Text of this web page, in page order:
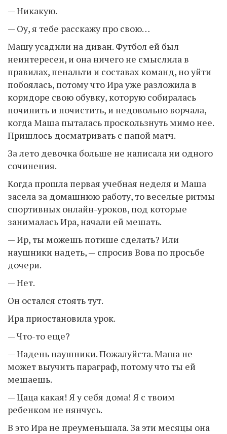
— Никакую.
— Оу, я тебе расскажу про свою…
Машу усадили на диван. Футбол ей был
неинтересен, и она ничего не смыслила в
правилах, пенальти и составах команд, но уйти
побоялась, потому что Ира уже разложила в
коридоре свою обувку, которую собиралась
починить и почистить, и недовольно ворчала,
когда Маша пыталась проскользнуть мимо нее.
Пришлось досматривать с папой матч.
За лето девочка больше не написала ни одного
сочинения.
Когда прошла первая учебная неделя и Маша
засела за домашнюю работу, то веселые ритмы
спортивных онлайн-уроков, под которые
занималась Ира, начали ей мешать.
— Ир, ты можешь потише сделать? Или
наушники надеть, — спросив Вова по просьбе
дочери.
— Нет.
Он остался стоять тут.
Ира приостановила урок.
— Что-то еще?
— Надень наушники. Пожалуйста. Маша не
может выучить параграф, потому что ты ей
мешаешь.
— Цаца какая! Я у себя дома! Я с твоим
ребенком не нянчусь.
В это Ира не преуменьшала. За эти месяцы она